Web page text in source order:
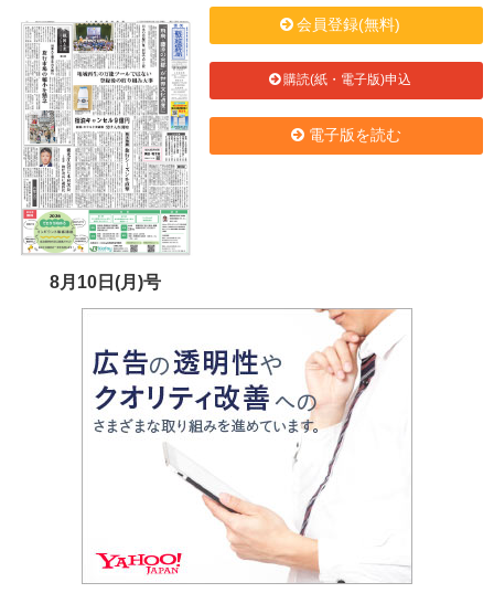
8月10日(月)号
会員登録(無料)
購読(紙・電子版)申込
電子版を読む